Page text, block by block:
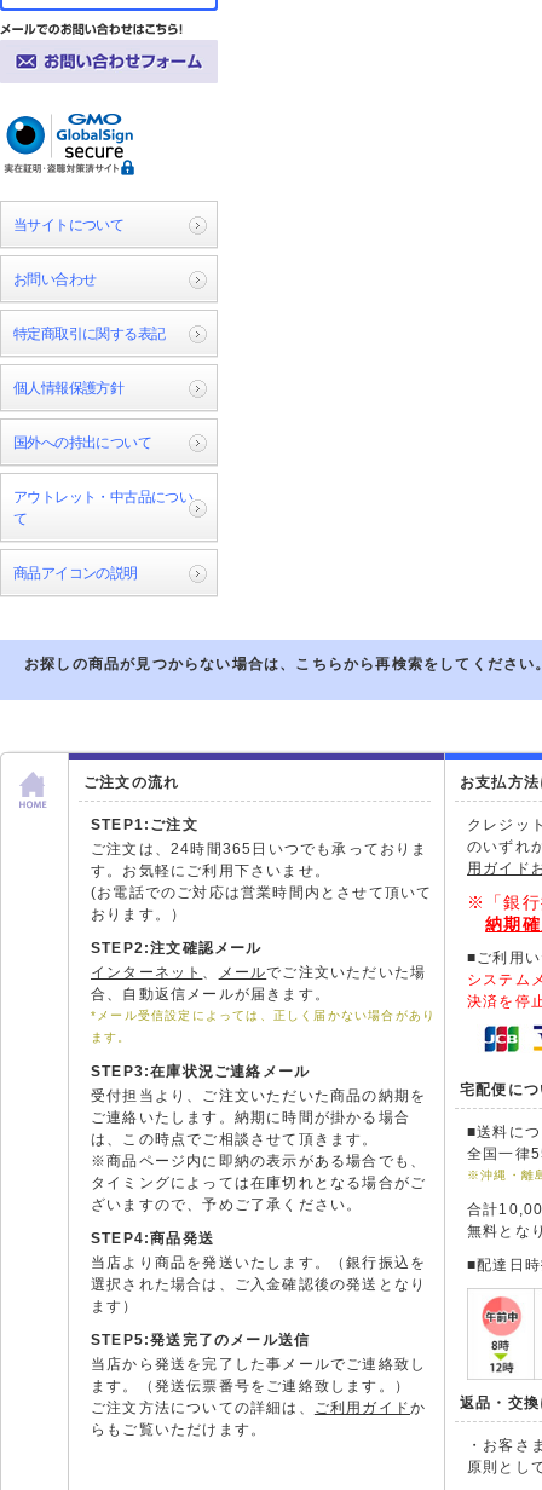
当サイトについて
お問い合わせ
特定商取引に関する表記
個人情報保護方針
国外への持出について
アウトレット・中古品につい
て
商品アイコンの説明
お探しの商品が見つからない場合は、こちらから再検索をしてください
ご注文の流れ
STEP1:ご注文
ご注文は、24時間365日いつでも承っておりま
す。お気軽にご利用下さいませ。
(お電話でのご対応は営業時間内とさせて頂いて
おります。）
STEP2:注文確認メール
インターネット 、 メールでご注文いただいた場
合、自動返信メールが届きます。
*メール受信設定によっては、正しく届かない場合があり
ます。
STEP3:在庫状況ご連絡メール
受付担当より、ご注文いただいた商品の納期を
ご連絡いたします。納期に時間が掛かる場合
は、この時点でご相談させて頂きます。
※商品ページ内に即納の表示がある場合でも、
タイミングによっては在庫切れとなる場合がご
ざいますので、予めご了承ください。
STEP4:商品発送
当店より商品を発送いたします。（銀行振込を
選択された場合は、ご入金確認後の発送となり
ます）
STEP5:発送完了のメール送信
当店から発送を完了した事メールでご連絡致し
ます。（発送伝票番号をご連絡致します。）
ご注文方法についての詳細は、 ご利用ガイドか
らもご覧いただけます。
お支払方
クレジッ
のいずれ
用ガイド
※「銀行
納期
■ご利用
システム
決済を停
宅配便に
■送料に
全国一律
※沖縄・離
合計
無料とな
■配達日
返品・交
・お客さ
原則とし